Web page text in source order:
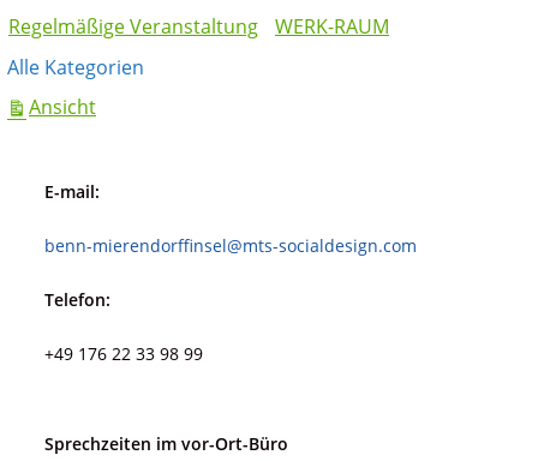
Regelmäßige Veranstaltung
WERK-RAUM
Alle Kategorien
Ansichtausdrucken
E-mail:
benn-mierendorffinsel@mts-socialdesign.com
Telefon:
+49 176 22 33 98 99
Sprechzeiten im vor-Ort-Büro